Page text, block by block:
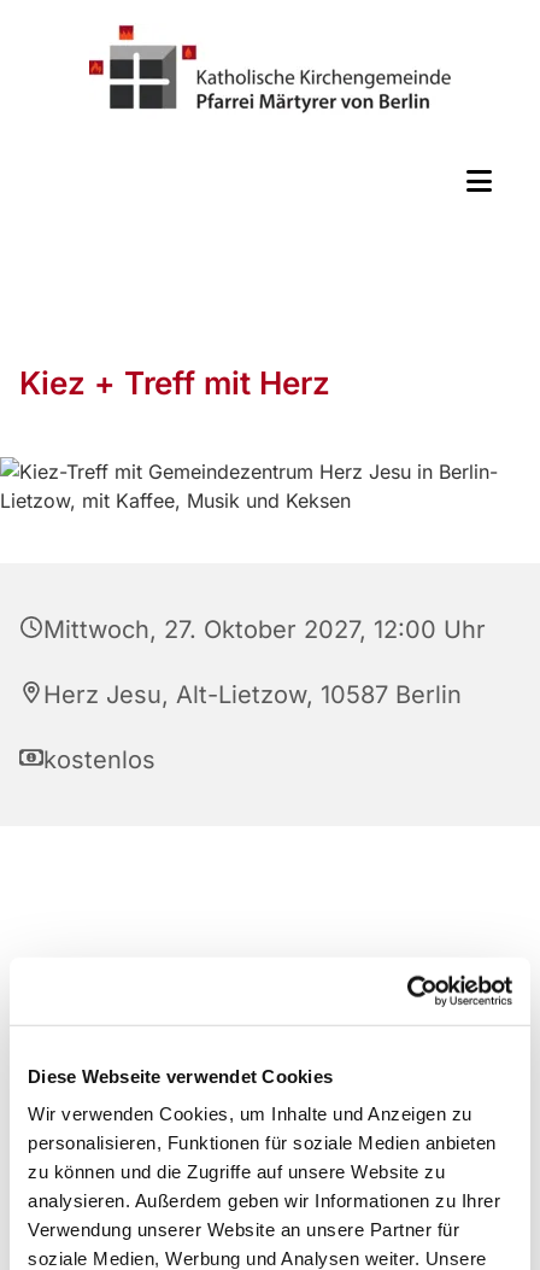
Diese Webseite verwendet Cookies
Wir verwenden Cookies, um Inhalte und Anzeigen zu
personalisieren, Funktionen für soziale Medien anbieten
zu können und die Zugriffe auf unsere Website zu
analysieren. Außerdem geben wir Informationen zu Ihrer
Verwendung unserer Website an unsere Partner für
soziale Medien, Werbung und Analysen weiter. Unsere
Kiez + Treff mit Herz
Mittwoch, 27. Oktober 2027, 12:00 Uhr
Herz Jesu, Alt-Lietzow, 10587 Berlin
kostenlos